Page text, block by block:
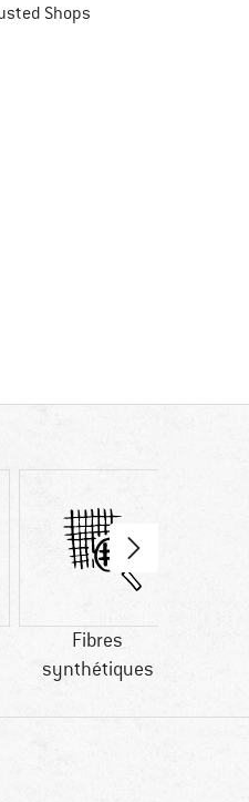
ShopsTrouve toutes les
Fibres
synthétiques